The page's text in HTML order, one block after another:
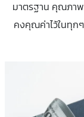
มาตรฐาน คุณภาพ
คงคุณค่าไว้ในทุก